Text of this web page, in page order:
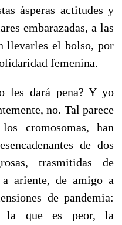
ásperas actitudes y
embarazadas, a las
llevarles el bolso, por
femenina.
les dará pena? Y yo
no. Tal parece
cromosomas, han
de dos
trasmitidas de
ariente, de amigo a
de pandemia:
que es peor, la